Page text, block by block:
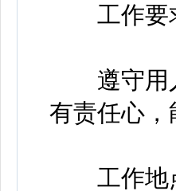
工作要
遵守用人
有责任心
工作地